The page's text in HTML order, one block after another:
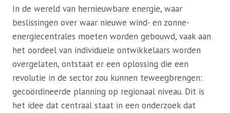
In de wereld van hernieuwbare energie, waar
beslissingen over waar nieuwe wind- en zonne-
energiecentrales moeten worden gebouwd, vaak aan
het oordeel van individuele ontwikkelaars worden
overgelaten, ontstaat er een oplossing die een
revolutie in de sector zou kunnen teweegbrengen:
gecoördineerde planning op regionaal niveau. Dit is
het idee dat centraal staat in een onderzoek dat